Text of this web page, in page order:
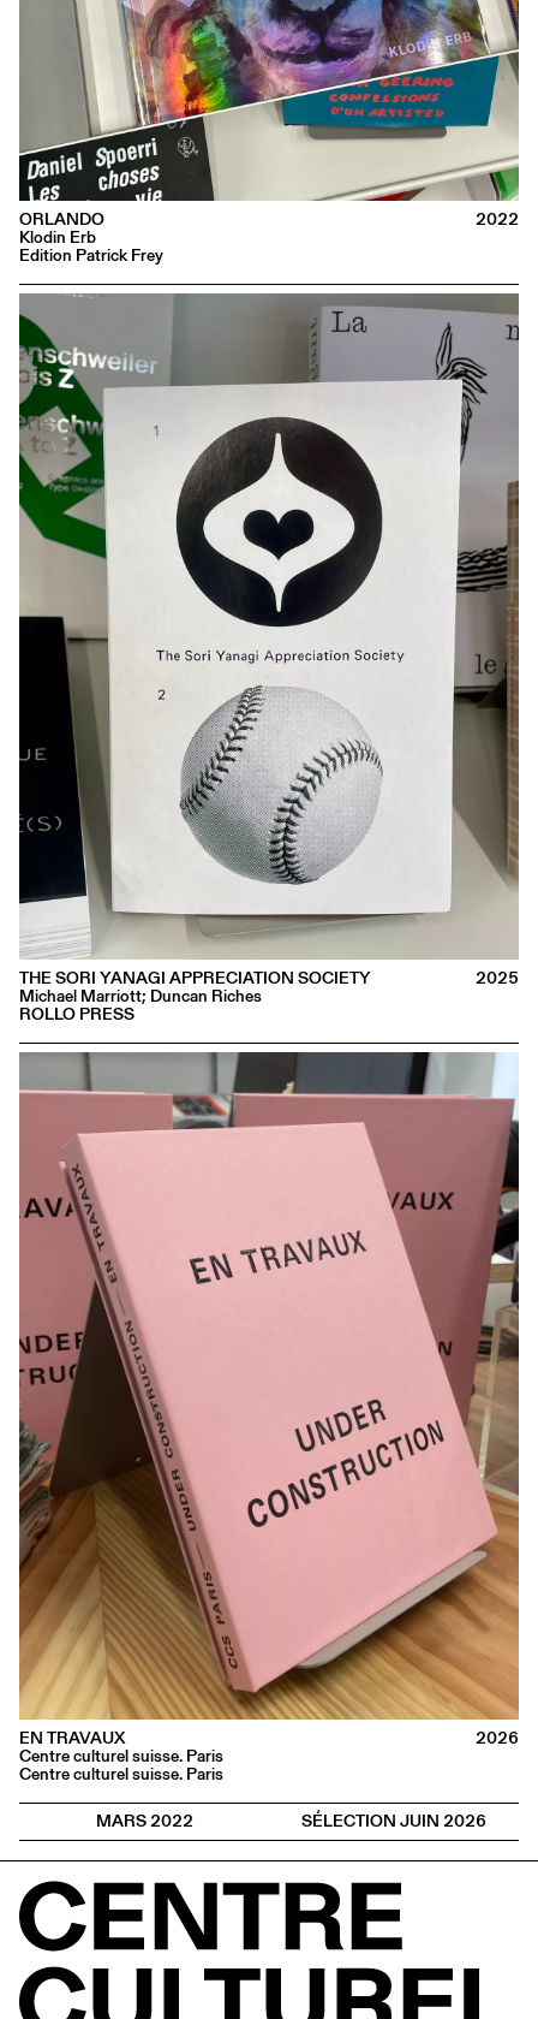
ORLANDO
Klodin Erb
Edition Patrick Frey
2022
THE SORI YANAGI APPRECIATION SOCIETY
Michael Marriott; Duncan Riches
ROLLO PRESS
2025
EN TRAVAUX
Centre culturel suisse. Paris
Centre culturel suisse. Paris
2026
MARS 2022 SÉLECTION JUIN 2026